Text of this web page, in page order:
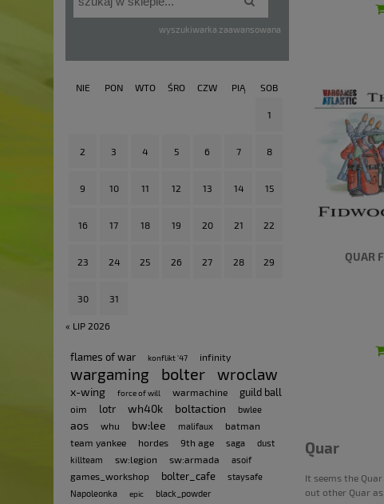
wyszukiwarka zaawansowana
NIE PON WTO ŚRO CZW PIĄ SOB
1
2 3 4 5 6 7 8
9 10 11 12 13 14 15
16 17 18 19 20 21 22
23 24 25 26 27 28 29
30 31
« LIP 2026
flames of war konflikt '47 infinity
wargaming bolter wroclaw
x-wing force of will warmachine guild ball
oim lotr wh40k boltaction bwlee
aos whu bw:lee malifaux
batman
team yankee
hordes 9th age saga
dust
killteam
sw:legion sw:armada asoif
games_workshop bolter_cafe
staysafe
Napoleonka
epic black_powder
QUAR
Quar
It seems the
out other Quar